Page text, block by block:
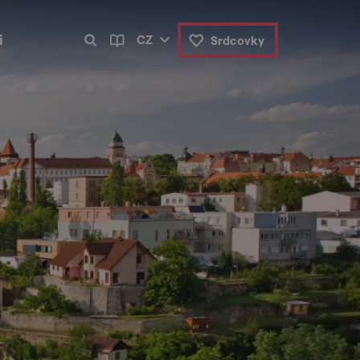
CZ Srdcovky